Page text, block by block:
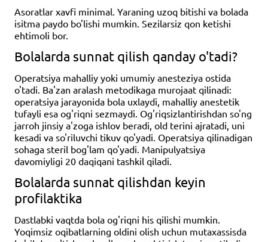
Asoratlar xavfi minimal. Yaraning uzoq bitishi va bolada
isitma paydo bo'lishi mumkin. Sezilarsiz qon ketishi
ehtimoli bor.
Bolalarda sunnat qilish qanday o'tadi?
Operatsiya mahalliy yoki umumiy anesteziya ostida
o'tadi. Ba'zan aralash metodikaga murojaat qilinadi:
operatsiya jarayonida bola uxlaydi, mahalliy anestetik
tufayli esa og'riqni sezmaydi. Og'riqsizlantirishdan so'ng
jarroh jinsiy a'zoga ishlov beradi, old terini ajratadi, uni
kesadi va so'riluvchi tikuv qo'yadi. Operatsiya qilinadigan
sohaga steril bog'lam qo'yadi. Manipulyatsiya
davomiyligi 20 daqiqani tashkil qiladi.
Bolalarda sunnat qilishdan keyin
profilaktika
Dastlabki vaqtda bola og'riqni his qilishi mumkin.
Yoqimsiz oqibatlarning oldini olish uchun mutaxassisda